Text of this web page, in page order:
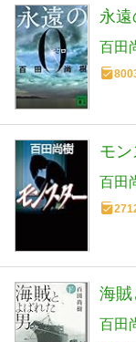
永
百田
モ
百田
海賊
百田